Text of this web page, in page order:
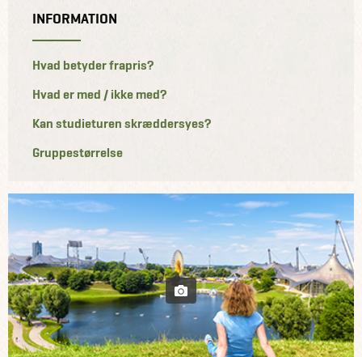
INFORMATION
Hvad betyder frapris?
Hvad er med / ikke med?
Kan studieturen skræddersyes?
Gruppestørrelse